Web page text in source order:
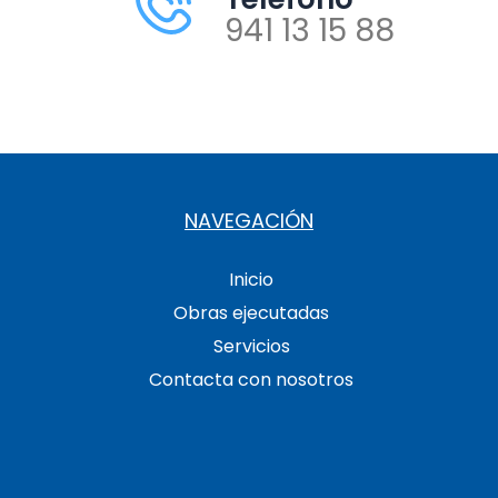
941 13 15 88
NAVEGACIÓN
Inicio
Obras ejecutadas
Servicios
Contacta con nosotros